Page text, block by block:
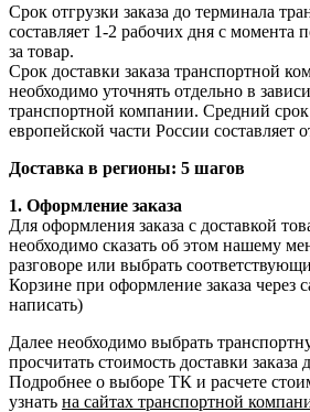
Срок отгрузки заказа до терминала
составляет 1-2 рабочих дня с момента
за товар.
Срок доставки заказа транспортной
необходимо уточнять отдельно в
транспортной компании. Средний
европейской части России составляет
Доставка в регионы: 5 шагов
1. Оформление заказа
Для оформления заказа с доставкой
необходимо сказать об этом нашему
разговоре или выбрать
Корзине при оформление заказа через
написать)
Далее необходимо выбрать
просчитать стоимость доставки заказа
Подробнее о выборе ТК и расчете
узнать на сайтах транспортной